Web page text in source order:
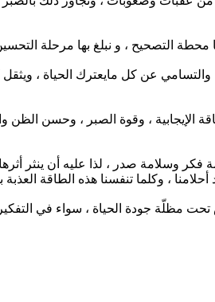
، والتسامي عن كل مايعترك الحياة ،
، وقوة الصبر ، وحسن الظن
صدر ، لذا عليه أن ينثر أثرها
تحت مظلّة جودة الحياة ، سواء في